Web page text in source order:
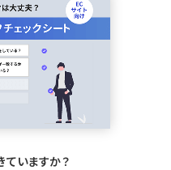
ていますか？